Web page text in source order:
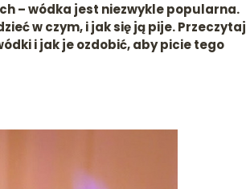
– wódka jest niezwykle popularna.
w czym, i jak się ją pije. Przeczytaj
i jak je ozdobić, aby picie tego